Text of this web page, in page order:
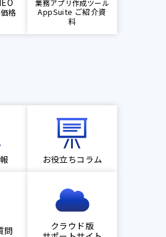
格
業務アプリ作成ツール
AppSuite ご紹介資
料
お役立ちコラム
問
クラウド版